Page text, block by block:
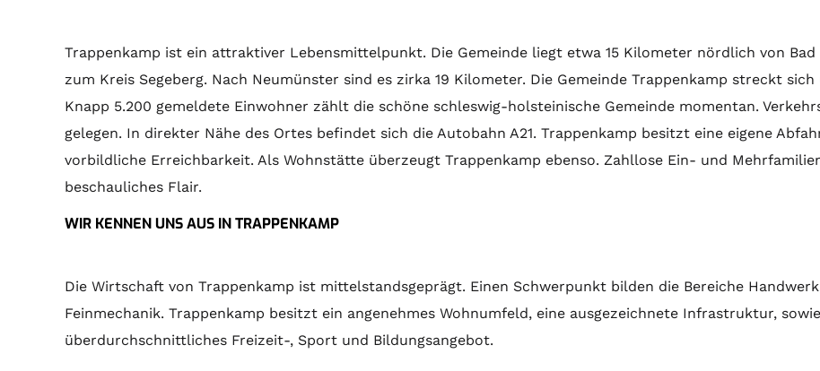
Trappenkamp ist ein attraktiver Lebensmittelpunkt. Die Gemeinde liegt etwa 15 Kilometer nördlich von
zum Kreis Segeberg. Nach Neumünster sind es zirka 19 Kilometer. Die Gemeinde Trappenkamp streckt
Knapp 5.200 gemeldete Einwohner zählt die schöne schleswig-holsteinische Gemeinde momentan.
gelegen. In direkter Nähe des Ortes befindet sich die Autobahn A21. Trappenkamp besitzt eine eigene
vorbildliche Erreichbarkeit. Als Wohnstätte überzeugt Trappenkamp ebenso. Zahllose Ein- und
beschauliches Flair.
WIR KENNEN UNS AUS IN TRAPPENKAMP
Die Wirtschaft von Trappenkamp ist mittelstandsgeprägt. Einen Schwerpunkt bilden die Bereiche
Feinmechanik. Trappenkamp besitzt ein angenehmes Wohnumfeld, eine ausgezeichnete Infrastruktur,
überdurchschnittliches Freizeit-, Sport und Bildungsangebot.